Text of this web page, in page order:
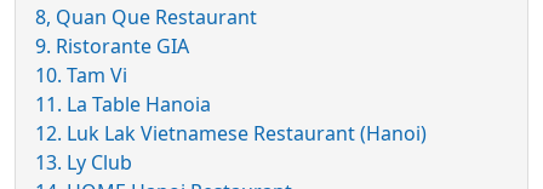
8, Quan Que Restaurant
9. Ristorante GIA
10. Tam Vi
11. La Table Hanoia
12. Luk Lak Vietnamese Restaurant (Hanoi)
13. Ly Club